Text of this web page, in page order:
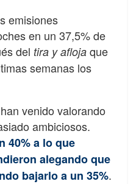
emisiones
en un 37,5% de
del tira y afloja que
semanas los
venido valorando
ambiciosos.
40% a lo que
alegando que
bajarlo a un 35%.